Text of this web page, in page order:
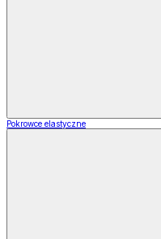
Pokrowce elastyczne